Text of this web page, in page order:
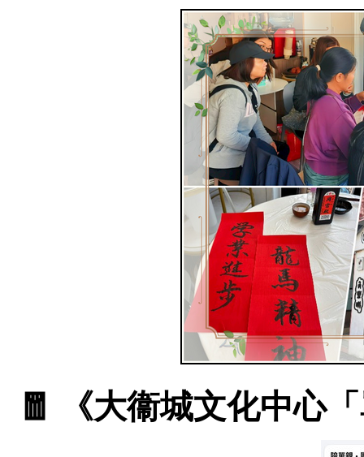
🧧 《大衞城文化中心